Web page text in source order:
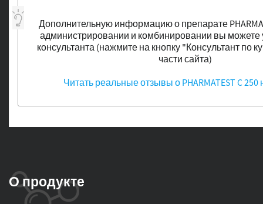
Дополнительную информацию о препарате
администрировании и комбинировании вы можете
консультанта (нажмите на кнопку "Консультант по
части сайта)
Читать реальные отзывы о PHARMATEST C
О продукте